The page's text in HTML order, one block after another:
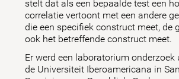
stelt dat als een bepaalde test een
correlatie vertoont met een andere
die een specifiek construct meet, de
ook het betreffende construct meet.
Er werd een laboratorium onderzoek
de Universiteit Iberoamericana in